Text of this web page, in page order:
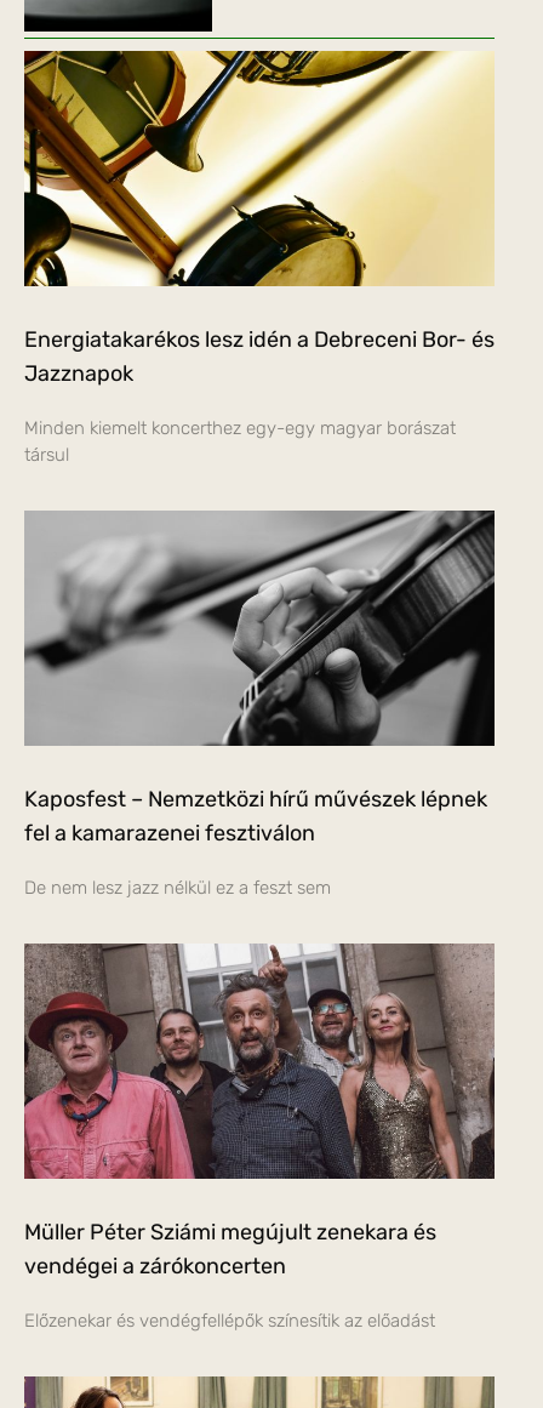
Energiatakarékos lesz idén a Debreceni Bor- és
Jazznapok
Minden kiemelt koncerthez egy-egy magyar borászat
társul
Kaposfest – Nemzetközi hírű művészek lépnek
fel a kamarazenei fesztiválon
De nem lesz jazz nélkül ez a feszt sem
Müller Péter Sziámi megújult zenekara és
vendégei a zárókoncerten
Előzenekar és vendégfellépők színesítik az előadást